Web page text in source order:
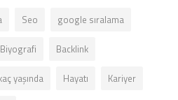
Seo google sıralama
Biyografi Backlink
yaşında Hayatı Kariyer